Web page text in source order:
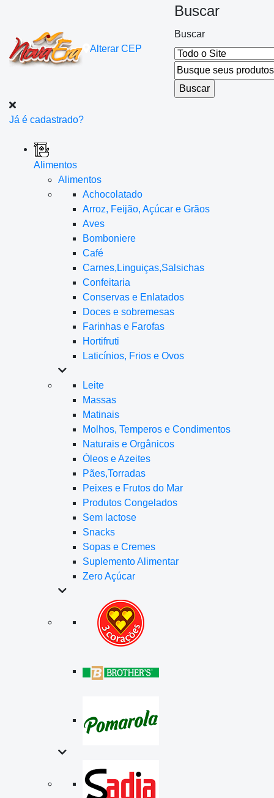
Alterar CEP
Buscar
Buscar
Já é cadastrado?
Alimentos
Alimentos
Achocolatado
Arroz, Feijão, Açúcar e Grãos
Aves
Bomboniere
Café
Carnes,Linguiças,Salsichas
Confeitaria
Conservas e Enlatados
Doces e sobremesas
Farinhas e Farofas
Hortifruti
Laticínios, Frios e Ovos
Leite
Massas
Matinais
Molhos, Temperos e Condimentos
Naturais e Orgânicos
Óleos e Azeites
Pães,Torradas
Peixes e Frutos do Mar
Produtos Congelados
Sem lactose
Snacks
Sopas e Cremes
Suplemento Alimentar
Zero Açúcar